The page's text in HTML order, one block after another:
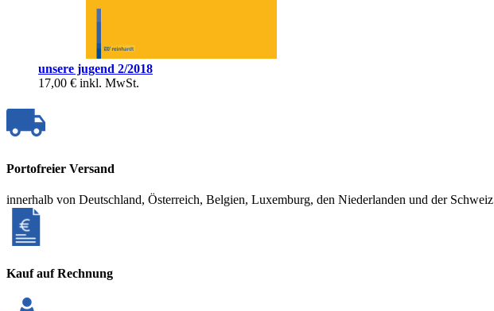
unsere jugend 2/2018
17,00 € inkl. MwSt.
Portofreier Versand
innerhalb von Deutschland, Österreich, Belgien, Luxemburg, den Niederlanden und der Schweiz
Kauf auf Rechnung